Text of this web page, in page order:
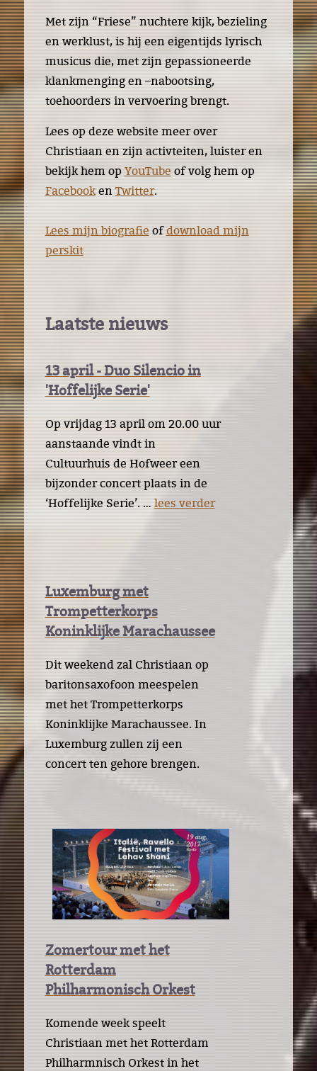
Met zijn “Friese” nuchtere kijk, bezieling
en werklust, is hij een eigentijds lyrisch
musicus die, met zijn gepassioneerde
klankmenging en –nabootsing,
toehoorders in vervoering brengt.
Lees op deze website meer over
Christiaan en zijn activteiten, luister en
bekijk hem opYouTube of volg hem op
FacebookenTwitter.
Lees mijn biografie ofdownload mijn
perskit
Laatste nieuws
13 april - Duo Silencio in
'Hoffelijke Serie'
Op vrijdag 13 april om 20.00 uur
aanstaande vindt in
Cultuurhuis de Hofweer een
bijzonder concert plaats in de
‘Hoffelijke Serie’. … lees verder
Luxemburg met
Trompetterkorps
Koninklijke Marachaussee
Dit weekend zal Christiaan op
baritonsaxofoon meespelen
met het Trompetterkorps
Koninklijke Marachaussee. In
Luxemburg zullen zij een
concert ten gehore brengen.
Zomertour met het
Rotterdam
Philharmonisch Orkest
Komende week speelt
Christiaan met het Rotterdam
Philharmnisch Orkest in het